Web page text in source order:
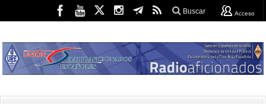
Buscar Acceso